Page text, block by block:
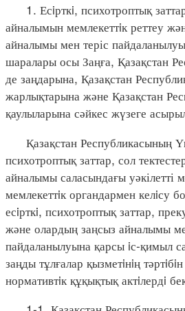
1. Есiрткi, психотроптық
айналымын мемлекеттiк реттеу
айналымы мен теріс
шаралары осы Заңға, Қазақстан
де заңдарына, Қазақстан
жарлықтарына және Қазақстан
қаулыларына сәйкес жүзеге
Қазақстан Республикасының
психотроптық заттар, сол
айналымы саласындағы уәкілетті
мемлекеттiк органдармен келiсу
есiрткi, психотроптық заттар,
және олардың заңсыз айналымы
пайдаланылуына қарсы iс-қимыл
заңды тұлғалар қызметiнiң
нормативтiк құқықтық актiлердi